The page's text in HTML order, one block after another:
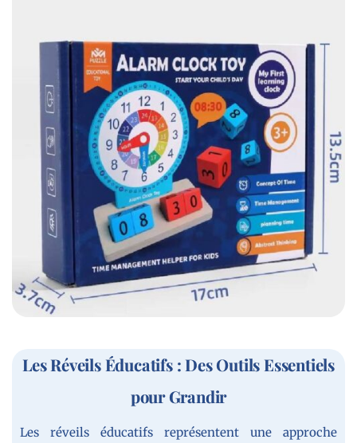
Les Réveils Éducatifs : Des Outils Essentiels
pour Grandir
Les réveils éducatifs représentent une approche